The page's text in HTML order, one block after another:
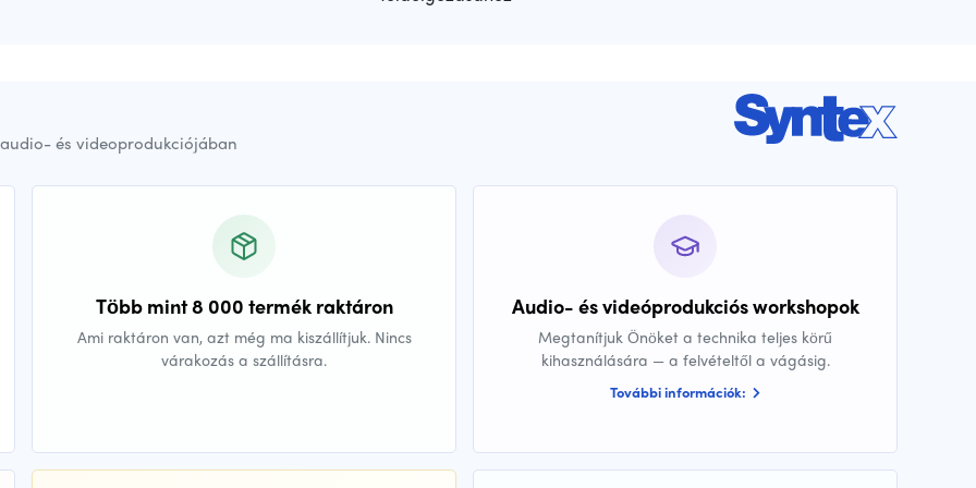
és videoprodukciójában
Több mint 8 000 termék raktáron
Ami raktáron van, azt még ma kiszállítjuk. Nincs
várakozás a szállításra.
Audio- és videóprodukciós workshopok
Megtanítjuk Önöket a technika teljes körű
kihasználására — a felvételtől a vágásig.
További információk: